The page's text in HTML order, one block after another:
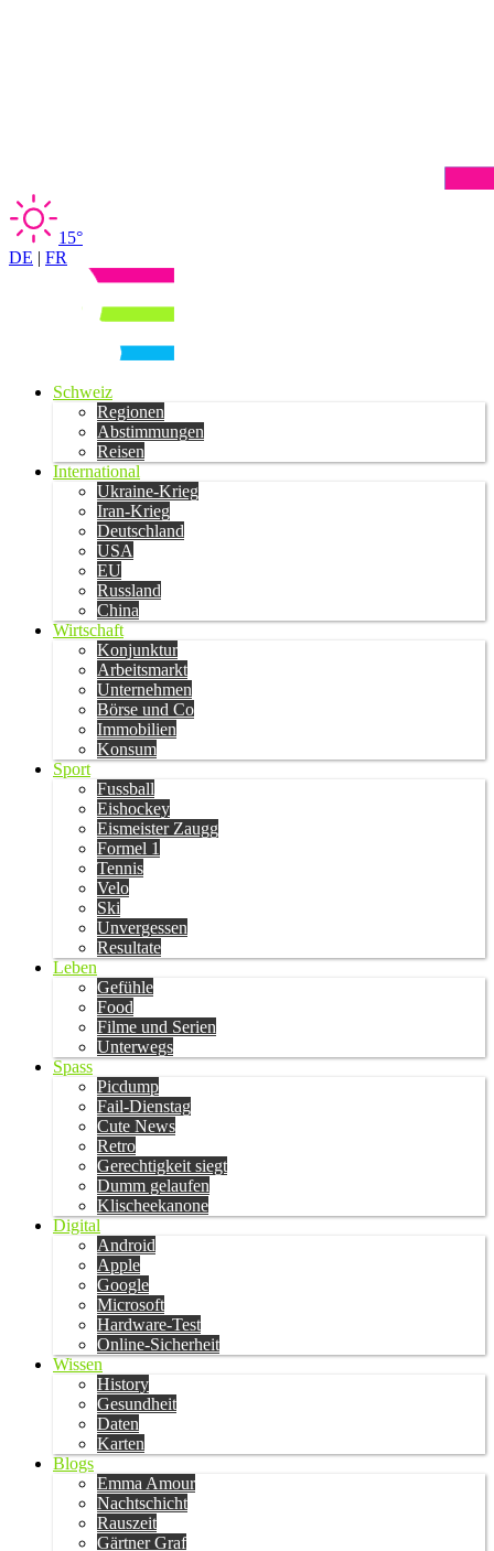
15°
DE | FR
Schweiz
Regionen
Abstimmungen
Reisen
International
Ukraine-Krieg
Iran-Krieg
Deutschland
USA
EU
Russland
China
Wirtschaft
Konjunktur
Arbeitsmarkt
Unternehmen
Börse und Co
Immobilien
Konsum
Sport
Fussball
Eishockey
Eismeister Zaugg
Formel 1
Tennis
Velo
Ski
Unvergessen
Resultate
Leben
Gefühle
Food
Filme und Serien
Unterwegs
Spass
Picdump
Fail-Dienstag
Cute News
Retro
Gerechtigkeit siegt
Dumm gelaufen
Klischeekanone
Digital
Android
Apple
Google
Microsoft
Hardware-Test
Online-Sicherheit
Wissen
History
Gesundheit
Daten
Karten
Blogs
Emma Amour
Nachtschicht
Rauszeit
Gärtner Graf